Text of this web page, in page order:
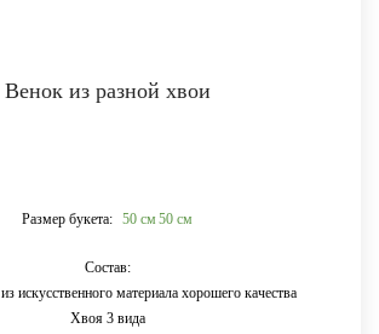
Венок из разной хвои
Размер букета: 50 см 50 см
Состав:
искусственного материала хорошего качества
Хвоя 3 вида